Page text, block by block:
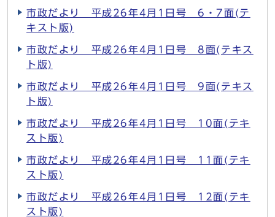
市政だより 平成26年4月1日号 6・7面(テ
キスト版)
市政だより 平成26年4月1日号 8面(テキス
ト版)
市政だより 平成26年4月1日号 9面(テキス
ト版)
市政だより 平成26年4月1日号 10面(テキ
スト版)
市政だより 平成26年4月1日号 11面(テキ
スト版)
市政だより 平成26年4月1日号 12面(テキ
スト版)